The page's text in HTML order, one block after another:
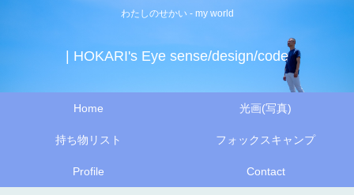
わたしのせかい - my world
| HOKARI's Eye sense/design/code
Home 光画(写真)
持ち物リスト フォックスキャンプ
Profile Contact